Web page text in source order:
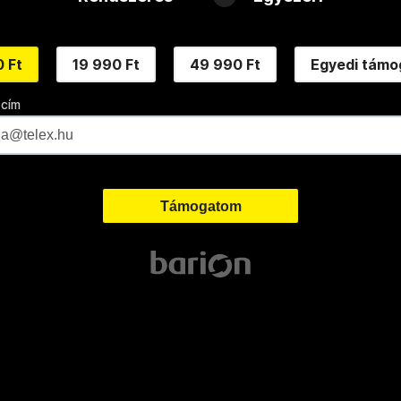
Ft 19 990 Ft 49 990 Ft Egyedi